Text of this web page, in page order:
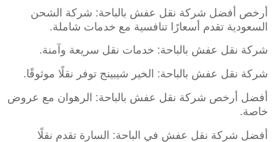
أرخص أفضل شركة نقل عفش بالباحة: شركة الشحن
السعودية تقدم أسعارًا تنافسية مع خدمات شاملة.
شركة نقل عفش بالباحة: خدمات نقل سريعة وآمنة.
شركة نقل عفش بالباحة: الخير شيبينج توفر نقلًا موثوقًا.
أفضل أرخص شركة نقل عفش بالباحة: الرهوان مع عروض
خاصة.
أفضل شركة نقل عفش في الباحة: السارة تقدم نقلًا